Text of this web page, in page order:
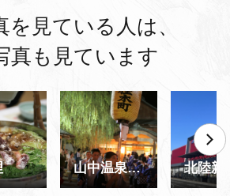
を見ている人は、
真も見ています
山中温泉 こいこい祭り